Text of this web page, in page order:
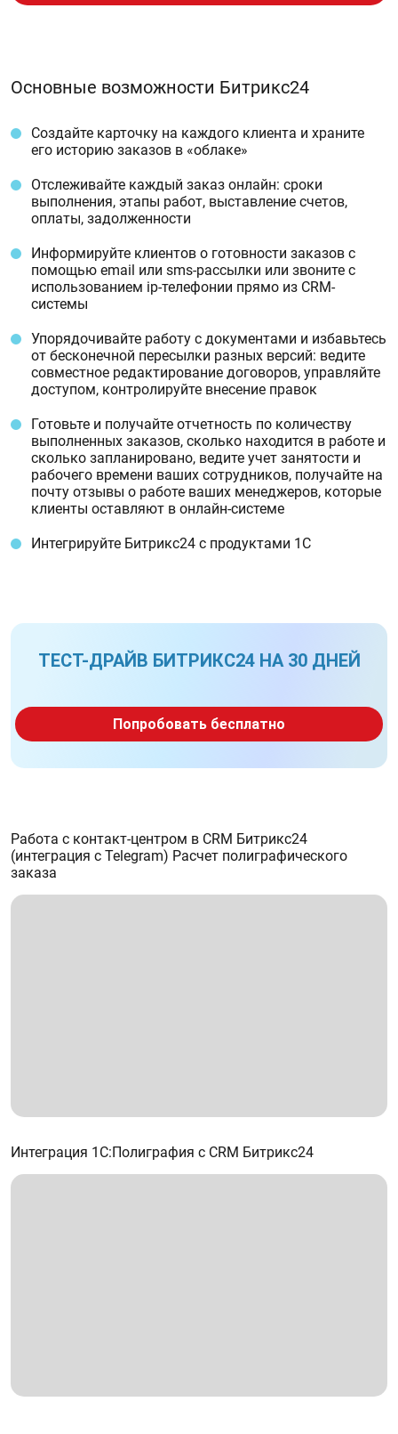
Основные возможности Битрикс24
Создайте карточку на каждого клиента и храните
его историю заказов в «облаке»
Отслеживайте каждый заказ онлайн: сроки
выполнения, этапы работ, выставление счетов,
оплаты, задолженности
Информируйте клиентов о готовности заказов с
помощью email или sms-рассылки или звоните с
использованием ip-телефонии прямо из CRM-
системы
Упорядочивайте работу с документами и избавьтесь
от бесконечной пересылки разных версий: ведите
совместное редактирование договоров, управляйте
доступом, контролируйте внесение правок
Готовьте и получайте отчетность по количеству
выполненных заказов, сколько находится в работе и
сколько запланировано, ведите учет занятости и
рабочего времени ваших сотрудников, получайте на
почту отзывы о работе ваших менеджеров, которые
клиенты оставляют в онлайн-системе
Интегрируйте Битрикс24 с продуктами 1С
ТЕСТ-ДРАЙВ БИТРИКС24 НА 30 ДНЕЙ
Попробовать бесплатно
Работа с контакт-центром в CRM Битрикс24
(интеграция с Telegram) Расчет полиграфического
заказа
Интеграция 1С:Полиграфия с CRM Битрикс24